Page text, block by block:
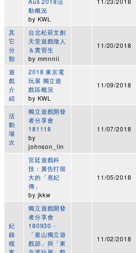
動概況
by KWL
其
它
分
類
台北松菸文創
天堂遊戲徵人
＆實習生
by mmnnii
11/20/2018
遊
戲
介
紹
2018 東京電
玩展 獨立遊
戲區概況
by KWL
11/09/2018
活
動
場
次
獨立遊戲開發
者分享會
181118
by
johnson_lin
11/07/2018
宮廷遊戲科
技：廣告打很
大的「熹妃
傳」
by jkkw
11/05/2018
紀
錄
檔
獨立遊戲開發
者分享會
180930 -
「釜山獨立遊
戲節」與「東
11/02/2018